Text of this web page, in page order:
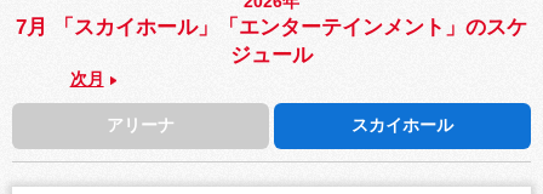
7月 「スカイホール」「エンターテインメント」のスケ
ジュール
次月
アリーナ スカイホール